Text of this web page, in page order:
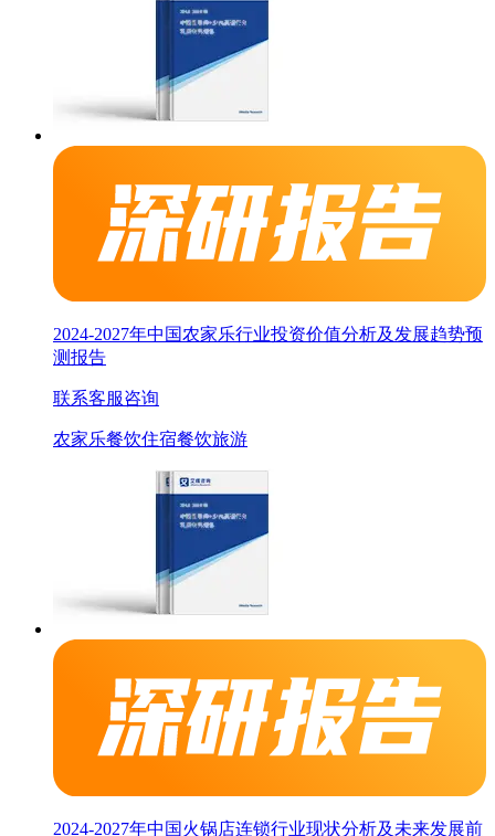
2024-2027年中国农家乐行业投资价值分析及发展趋势预
测报告
联系客服咨询
农家乐餐饮住宿餐饮旅游
2024-2027年中国火锅店连锁行业现状分析及未来发展前